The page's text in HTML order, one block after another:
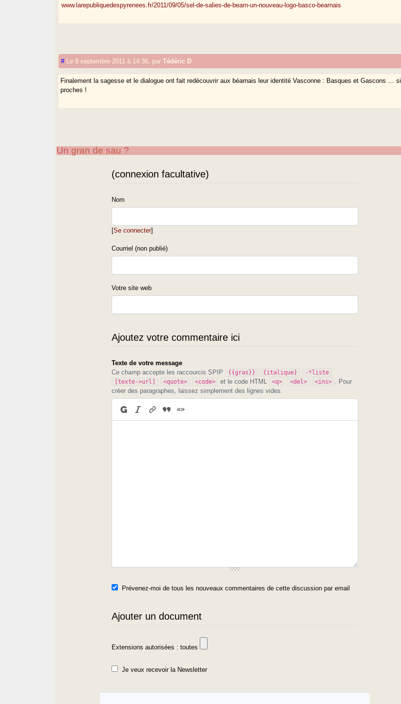
www.larepubliquedespyrenees.fr/2011/09/05/sel-de-salies-de-bearn-un-nouveau-logo-basco-bearnais
# Le 8 septembre 2011 à 14:36 parTédéric D
Finalement la sagesse et le dialogue ont fait redécouvrir aux béarnais leur identité Vasconne : Basques et Gascons … si
proches !
Un gran de sau ?
(connexion facultative)
Nom
[Se connecter]
Courriel (non publié)
Votre site web
Ajoutez votre commentaire ici
Texte de votre message
Ce champ accepte les raccourcis SPIP
{{gras}} {italique}
-*liste
[texte->url]
<quote> <code> et le code HTML <q> <del> <ins>
. Pour
créer des paragraphes, laissez simplement des lignes vides.
Prévenez-moi de tous les nouveaux commentaires de cette discussion par email
Ajouter un document
Extensions autorisées : toutes
Je veux recevoir la Newsletter